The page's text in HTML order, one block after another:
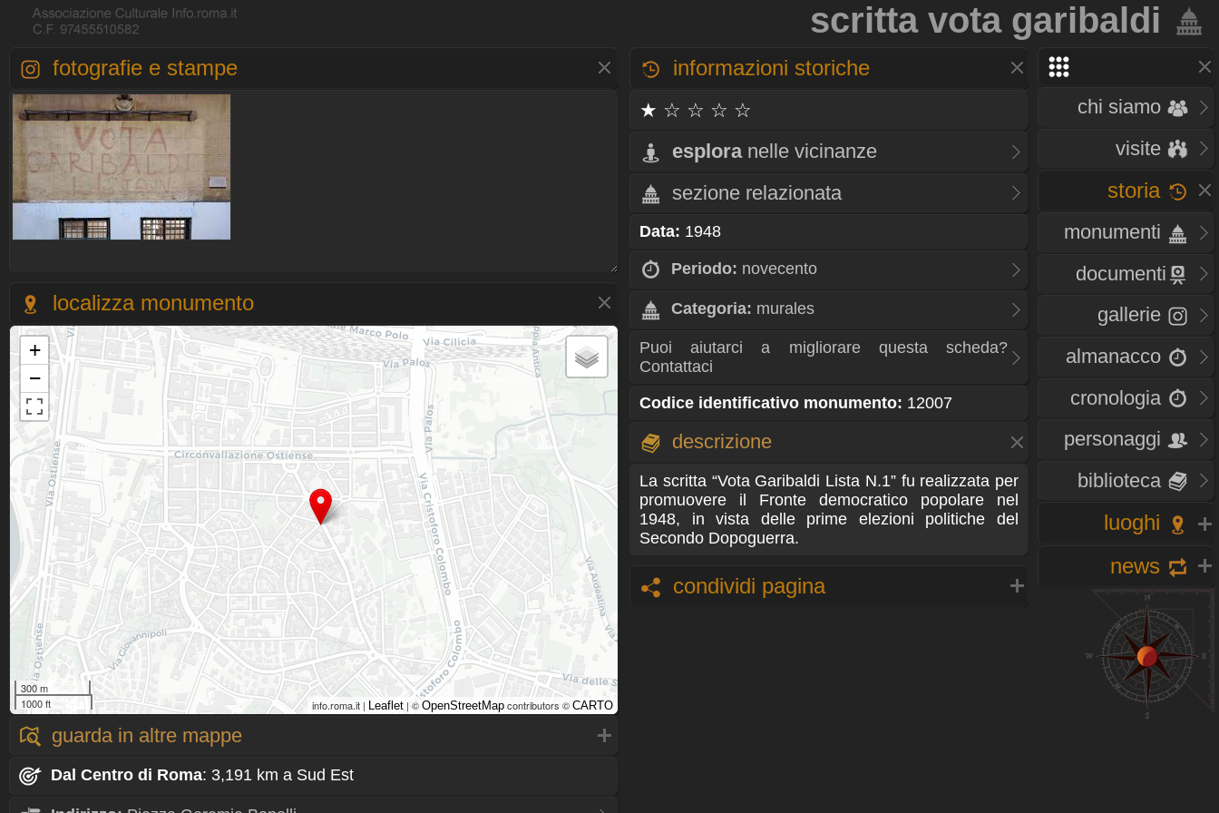
scritta vota garibaldi
chi siamo
visite
storia
monumenti
documenti
gallerie
almanacco
cronologia
personaggi
biblioteca
luoghi
news
fotografie e stampe
localizza monumento
+
−
300 m
1000 ft
info.roma.it | Leaflet | ©OpenStreetMap contributors © CARTO
guarda in altre mappe
Dal Centro di Roma: 3,191 km a Sud Est
informazioni storiche
★ ☆ ☆ ☆ ☆
esplora nelle vicinanze
sezione relazionata
Data: 1948
Periodo: novecento
Categoria: murales
Puoi aiutarci a migliorare questa scheda?
Contattaci
Codice identificativo monumento: 12007
descrizione
La scritta “Vota Garibaldi Lista N.1” fu realizzata per
promuovere il Fronte democratico popolare nel
1948, in vista delle prime elezioni politiche del
Secondo Dopoguerra.
condividi pagina